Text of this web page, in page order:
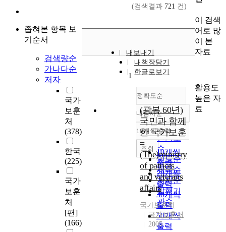
좁혀본 항목 보
기순서
검색량순
가나다순
저자
국가
보훈
처
(378)
한국
(225)
국가
보훈
처
[편]
(166)
(검색결과 721 건)
내보내기
내책장담기
한글로보기
정확도순
정확도
순
인기도
순
연도순
제목순
저자순
발행기
관순
내림차순
내림차순
10개씩 출력
10개씩
출력
20개씩
출력
30개씩
출력
50개씩
출력
조회
1
(광복 60년)
국민과 함께
한 국가보훈
=
(The)ministry
of patriots
and veterans
affairs
국가보훈처
국가보훈처
2005
이 검색
어로 많
이 본
자료
활용도
높은 자
료